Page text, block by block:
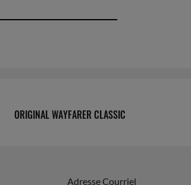
ORIGINAL WAYFARER CLASSIC
Adresse Courriel